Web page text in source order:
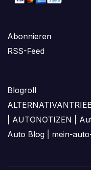
Abonnieren
RSS-Feed
Blogroll
AUTONOTIZEN
Auto Blog
mein-